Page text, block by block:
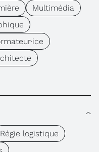
Multimédia
Régie logistique